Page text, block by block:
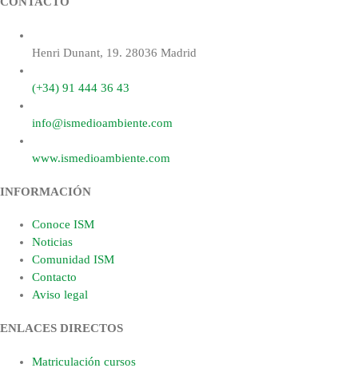
Henri Dunant, 19. 28036 Madrid
(+34) 91 444 36 43
info@ismedioambiente.com
www.ismedioambiente.com
INFORMACIÓN
Conoce ISM
Noticias
Comunidad ISM
Contacto
Aviso legal
ENLACES DIRECTOS
Matriculación cursos